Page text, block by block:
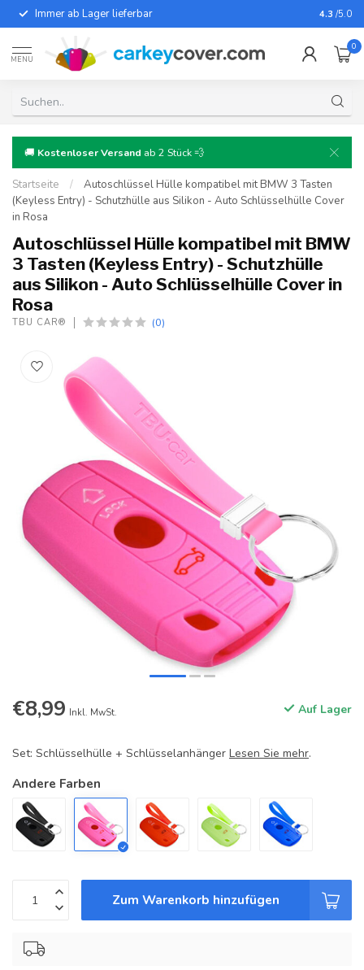
Immer ab Lager lieferbar Für fast
4.3 /5.0
MENU
0
🚚 Kostenloser Versand ab 2 Stück 💨
Startseite /
Autoschlüssel Hülle kompatibel mit BMW 3 Tasten
(Keyless Entry) - Schutzhülle aus Silikon - Auto Schlüsselhülle Cover
in Rosa
Autoschlüssel Hülle kompatibel mit BMW
3 Tasten (Keyless Entry) - Schutzhülle
aus Silikon - Auto Schlüsselhülle Cover in
Rosa
TBU CAR® (0)
€8,99 Inkl. MwSt. Auf Lager
Set: Schlüsselhülle + Schlüsselanhänger Lesen Sie mehr.
Andere Farben
Zum Warenkorb hinzufügen